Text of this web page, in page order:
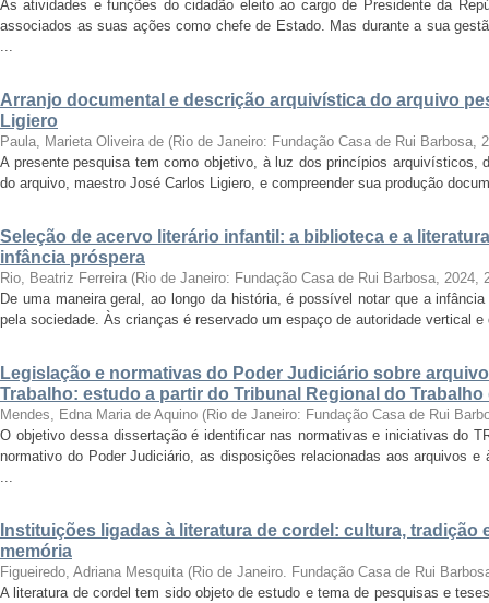
As atividades e funções do cidadão eleito ao cargo de Presidente da
associados as suas ações como chefe de Estado. Mas durante a sua
...
Arranjo documental e descrição arquivística do arquivo
Ligiero
Paula, Marieta Oliveira de (Rio de Janeiro: Fundação Casa de Rui Barbosa,
A presente pesquisa tem como objetivo, à luz dos princípios arquivísticos,
do arquivo, maestro José Carlos Ligiero, e compreender sua produção
Seleção de acervo literário infantil: a biblioteca e a
infância próspera
Rio, Beatriz Ferreira (Rio de Janeiro: Fundação Casa de Rui Barbosa, 2024,
De uma maneira geral, ao longo da história, é possível notar que a
pela sociedade. Às crianças é reservado um espaço de autoridade vertical
Legislação e normativas do Poder Judiciário sobre
Trabalho: estudo a partir do Tribunal Regional do Trabalho
Mendes, Edna Maria de Aquino (Rio de Janeiro: Fundação Casa de Rui
O objetivo dessa dissertação é identificar nas normativas e iniciativas do
normativo do Poder Judiciário, as disposições relacionadas aos arquivos e
...
Instituições ligadas à literatura de cordel: cultura, tradição
memória
Figueiredo, Adriana Mesquita (Rio de Janeiro. Fundação Casa de Rui
A literatura de cordel tem sido objeto de estudo e tema de pesquisas e